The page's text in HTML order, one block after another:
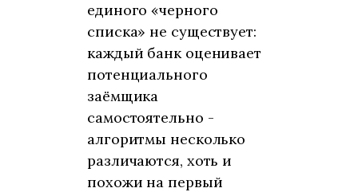
единого «черного
списка» не существует:
каждый банк оценивает
потенциального
заёмщика
самостоятельно -
алгоритмы несколько
различаются, хоть и
похожи на первый